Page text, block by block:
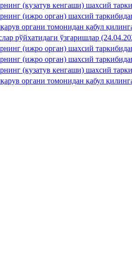
(кузатув кенгаши) шахсий
(ижро орган) шахсий
органи томонидан қабул
рўйхатидаги ўзгаришлар
(ижро орган) шахсий
(ижро орган) шахсий
(кузатув кенгаши) шахсий
органи томонидан қабул